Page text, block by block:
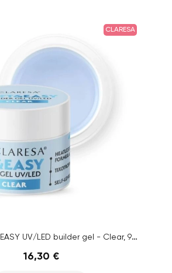
CLARESA
Claresa SOFT&EASY UV/LED builder gel - Clear, 90g
16,30 €